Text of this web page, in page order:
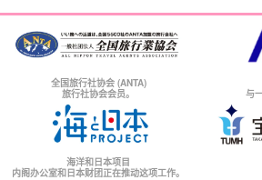
全国旅行社协会 (ANTA)
旅行社协会会员。
与
海洋和日本项目
内阁办公室和日本财团正在推动这项工作。